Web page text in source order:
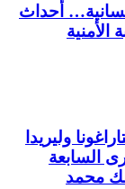
أحداث
وليريدا
السابعة
محمد